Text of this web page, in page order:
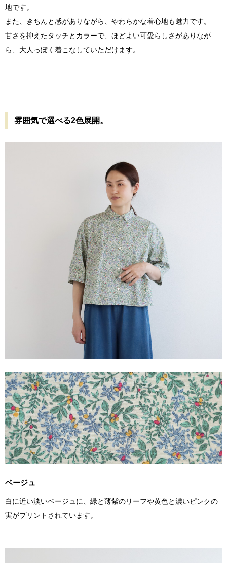
地です。
また、きちんと感がありながら、やわらかな着心地も魅力です。
甘さを抑えたタッチとカラーで、ほどよい可愛らしさがありなが
ら、大人っぽく着こなしていただけます。
雰囲気で選べる2色展開。
ベージュ
白に近い淡いベージュに、緑と薄紫のリーフや黄色と濃いピンクの
実がプリントされています。